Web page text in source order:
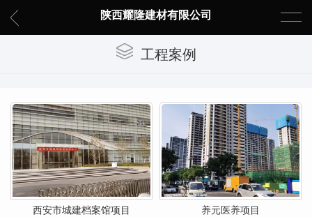
陕西耀隆建材有限公司
工程案例
西安市城建档案馆项目 养元医养项目